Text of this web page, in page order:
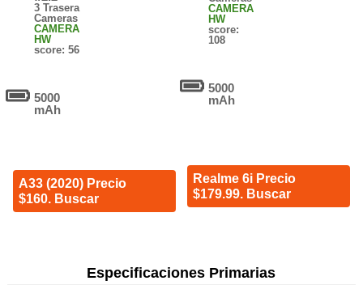
3 Trasera
Cameras
CAMERA
HW
score: 56
5000
mAh
A33 (2020) Precio
$160. Buscar
CAMERA
HW
score:
108
5000
mAh
Realme 6i Precio
$179.99. Buscar
Especificaciones Primarias